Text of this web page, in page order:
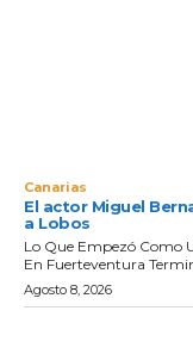
Canarias
El actor Miguel
a Lobos
Lo Que Empezó Como
En Fuerteventura
Agosto 8, 2026